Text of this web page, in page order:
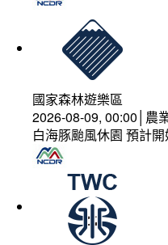
國家森林遊樂區
2026-08-09, 00:00│農
白海豚颱風休園 預計